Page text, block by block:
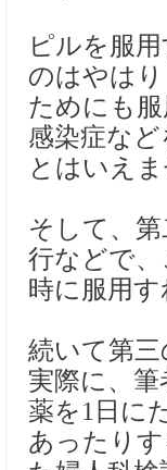
ピルを服
のはやは
ためにも
感染症な
とはいえま
そして、
行などで
時に服用
続いて第
実際に、
薬を1日に
あったり